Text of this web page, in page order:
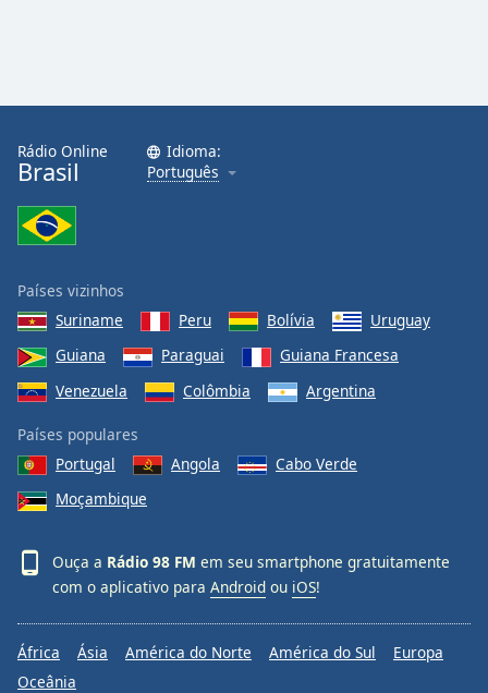
Rádio Online
Brasil
Idioma:
Português
Países vizinhos
Suriname
Peru Bolívia
Uruguay
Guiana
Paraguai
Guiana Francesa
Venezuela
Colômbia Argentina
Países populares
Portugal
Angola
Cabo Verde
Moçambique
Ouça a Rádio 98 FM em seu smartphone gratuitamente
com o aplicativo para Android ou iOS!
África Ásia América do Norte América do Sul
Europa
Oceânia